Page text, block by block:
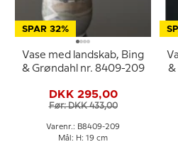
SPAR 32%
Vase med landskab, Bing
& Grøndahl nr. 8409-209
DKK 295,00
Før: DKK 433,00
Varenr.: B8409-209
Mål: H: 19 cm
&